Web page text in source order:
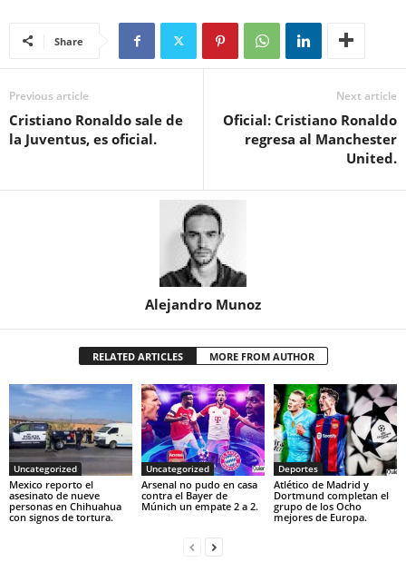
Share
Previous article
Cristiano Ronaldo sale de
la Juventus, es oficial.
Next article
Oficial: Cristiano Ronaldo
regresa al Manchester
United.
Alejandro Munoz
RELATED ARTICLES MORE FROM AUTHOR
Uncategorized
Mexico reporto el
asesinato de nueve
personas en Chihuahua
con signos de tortura.
Uncategorized
Arsenal no pudo en casa
contra el Bayer de
Múnich un empate 2 a 2.
Deportes
Atlético de Madrid y
Dortmund completan el
grupo de los Ocho
mejores de Europa.